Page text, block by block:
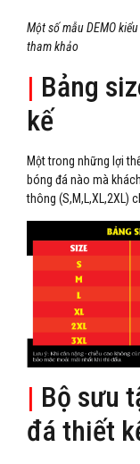
Một số mẫu DEMO
tham khảo
| Bảng
kế
Một trong những lợi
bóng đá nào mà
thông (S,M,L,XL,2XL)
| Bộ sưu
đá thiết